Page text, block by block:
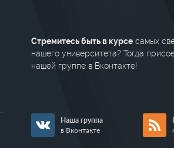
Стремитесь быть в курсе самых
нашего университета? Тогда
нашей группе в Вконтакте!
Наша группа
в Вконтакте